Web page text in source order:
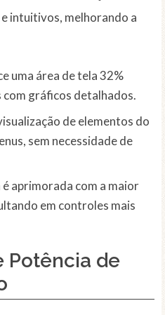
intuitivos, melhorando a
uma área de tela 32%
com gráficos detalhados.
de elementos do
sem necessidade de
aprimorada com a maior
em controles mais
Potência de